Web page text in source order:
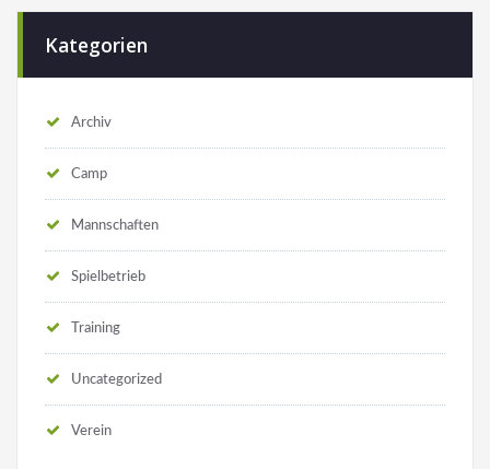
Kategorien
Archiv
Camp
Mannschaften
Spielbetrieb
Training
Uncategorized
Verein